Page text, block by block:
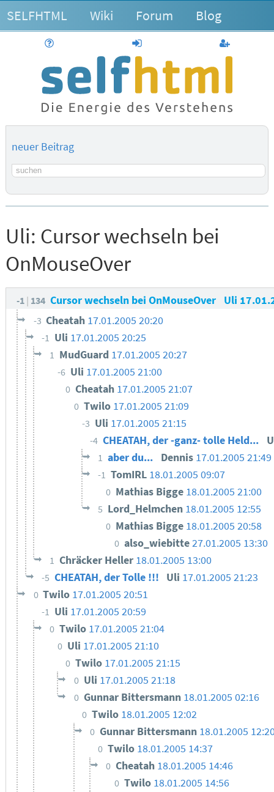
SELFHTML Wiki Forum Blog
anmelden
neuer Beitrag
Suchbegriff
Uli: Cursor wechseln bei
OnMouseOver
-1 134 Cursor wechseln bei OnMouseOver Uli
-3 Cheatah 17.01.2005 20:20
-1 Uli 17.01.2005 20:25
1 MudGuard 17.01.2005 20:27
-6 Uli 17.01.2005 21:00
0 Cheatah 17.01.2005 21:07
0 Twilo 17.01.2005 21:09
-3 Uli 17.01.2005 21:15
-4 CHEATAH, der -ganz- tolle Held...
1 aber du... Dennis 17.01.2005 21:49
-1 TomIRL 18.01.2005 09:07
0 Mathias Bigge 18.01.2005 21:00
5 Lord_Helmchen 18.01.2005 12:55
0 Mathias Bigge 18.01.2005 20:58
0 also_wiebitte27.01.2005 13:30
1 Chräcker Heller 18.01.2005 13:00
-5 CHEATAH, der Tolle !!! Uli 17.01.2005 21:23
0 Twilo 17.01.2005 20:51
-1 Uli 17.01.2005 20:59
0 Twilo 17.01.2005 21:04
0 Uli 17.01.2005 21:10
0 Twilo 17.01.2005 21:15
0 Uli 17.01.2005 21:18
0 Gunnar Bittersmann 18.01.2005 02:16
0 Twilo 18.01.2005 12:02
0 Gunnar Bittersmann 18.01.2005
0 Twilo 18.01.2005 14:37
0 Cheatah 18.01.2005 14:46
0 Twilo 18.01.2005 14:56